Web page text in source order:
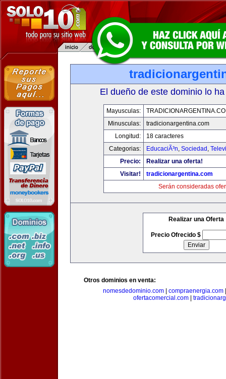
El dueño de este dominio lo
Mayusculas:
Minusculas:
tradicionargentina.com
Longitud:
18 caracteres
Categorias:
EducaciÃ³n, Sociedad ,
Precio:
Realizar una oferta!
Visitar!
tradicionargentina.com
Serán consideradas
Realizar una Oferta
Precio Ofrecido $
Otros dominios en venta:
nomesdedominio.com| compraenergia.com
ofertacomercial.com